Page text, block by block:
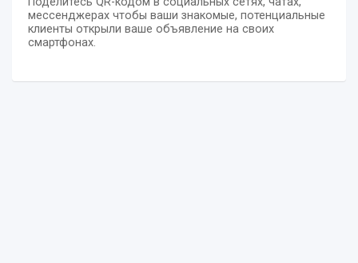
мессенджерах чтобы ваши знакомые, потенциальные
клиенты открыли ваше объявление на своих
смартфонах.